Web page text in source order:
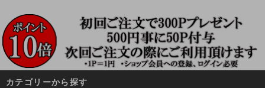
カテゴリーから探す